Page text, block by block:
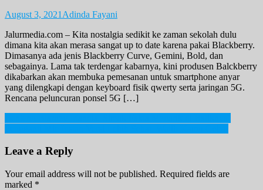
August 3, 2021 Adinda Fayani
Jalurmedia.com – Kita nostalgia sedikit ke zaman sekolah dulu
dimana kita akan merasa sangat up to date karena pakai Blackberry.
Dimasanya ada jenis Blackberry Curve, Gemini, Bold, dan
sebagainya. Lama tak terdengar kabarnya, kini produsen Balckberry
dikabarkan akan membuka pemesanan untuk smartphone anyar
yang dilengkapi dengan keyboard fisik qwerty serta jaringan 5G.
Rencana peluncuran ponsel 5G […]
Post
navigation
Leave a Reply
Your email address will not be published. Required fields are
marked *